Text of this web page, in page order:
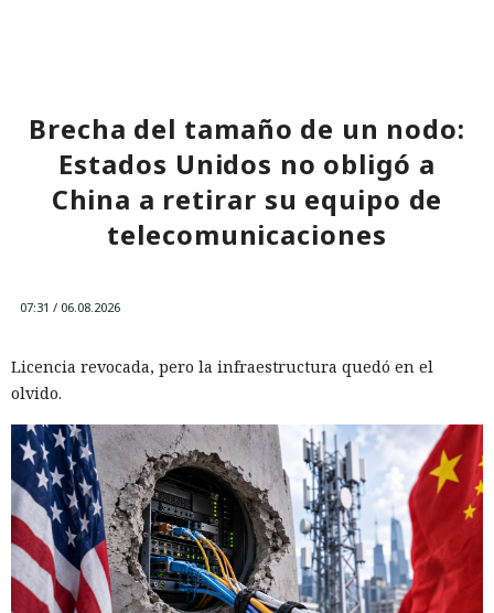
Brecha del tamaño de un nodo:
Estados Unidos no obligó a
China a retirar su equipo de
telecomunicaciones
07:31 / 06.08.2026
Licencia revocada, pero la infraestructura quedó en el
olvido.